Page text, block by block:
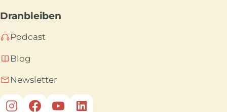
Dranbleiben
Podcast
Blog
Newsletter